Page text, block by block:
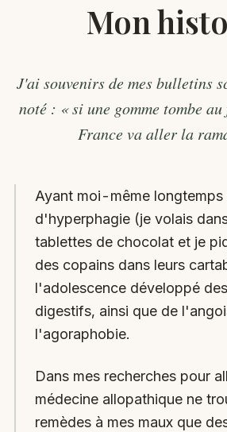
Mon
J'ai souvenirs de mes bulletins
noté : « si une gomme tombe
France va aller la
Ayant moi-même
d'hyperphagie (je volais
tablettes de chocolat et je
des copains dans leurs
l'adolescence développé
digestifs, ainsi que de
l'agoraphobie.
Dans mes recherches pour
médecine allopathique ne
remèdes à mes maux que